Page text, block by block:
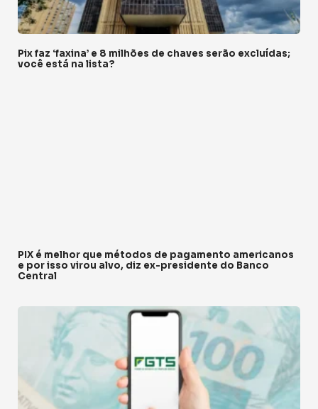
Pix faz ‘faxina’ e 8 milhões de chaves serão excluídas;
você está na lista?
PIX é melhor que métodos de pagamento americanos
e por isso virou alvo, diz ex-presidente do Banco
Central